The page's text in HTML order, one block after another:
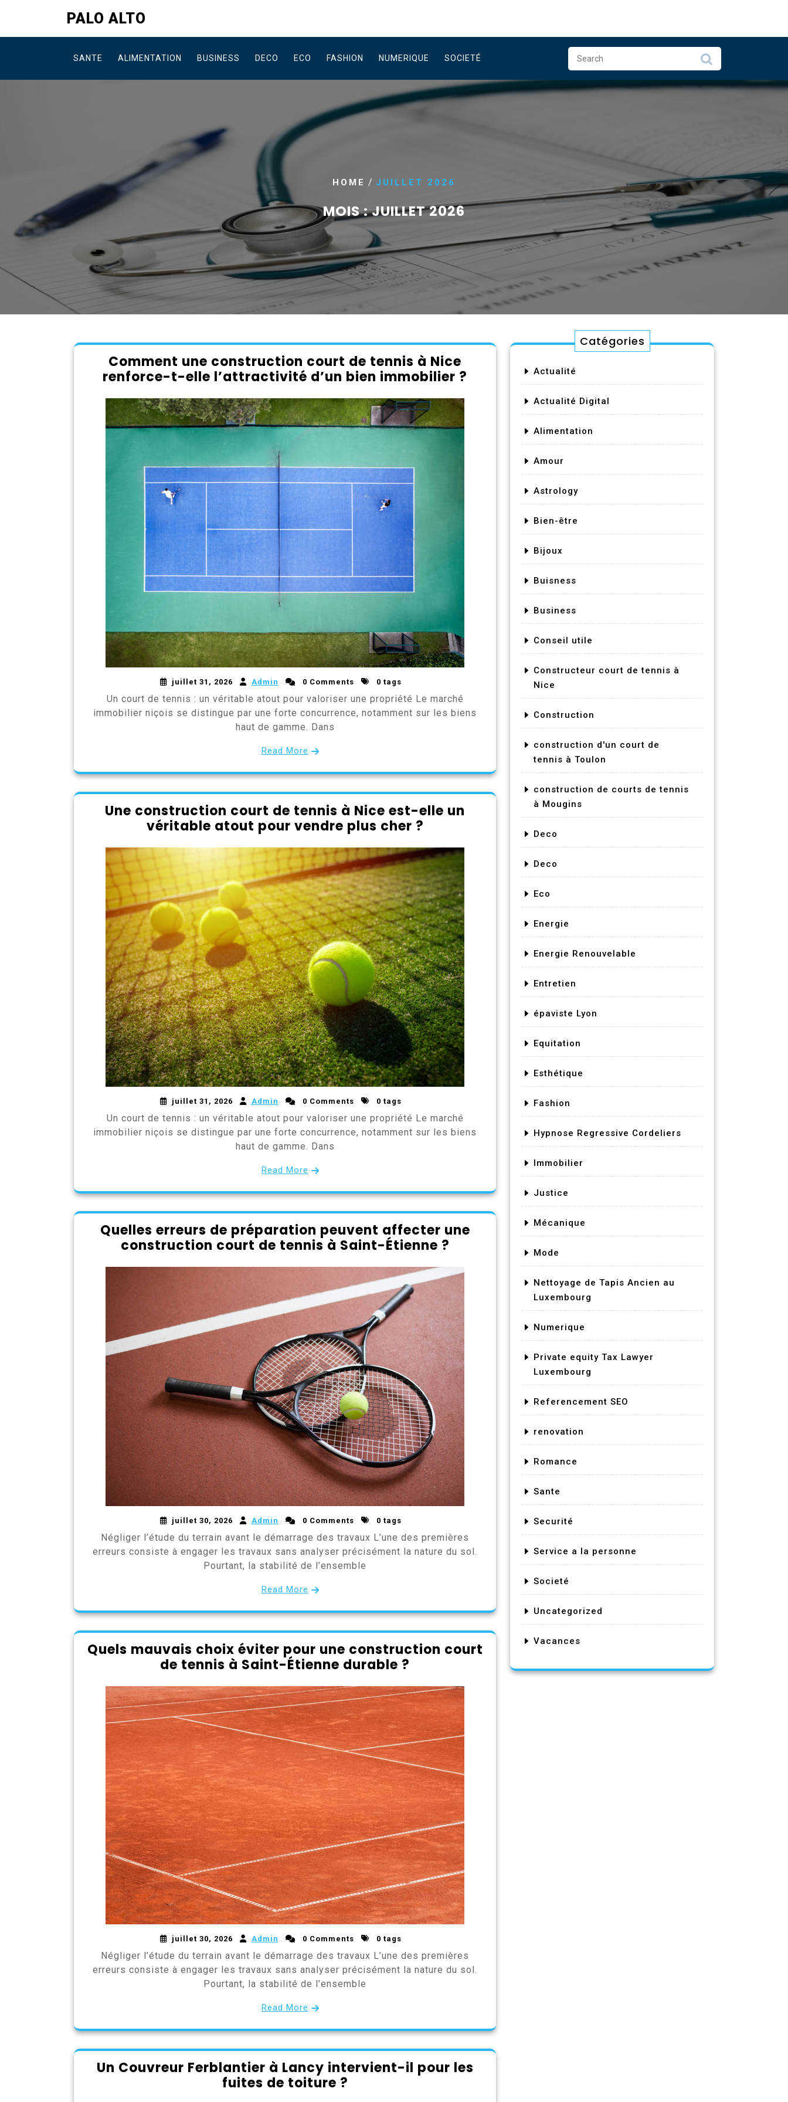
content
PALO ALTO
SANTE ALIMENTATION BUSINESS DECO ECO FASHION NUMERIQUE SOCIETÉ
HOME / JUILLET 2026
MOIS :JUILLET 2026
Comment une construction court de tennis à Nice
renforce-t-elle l’attractivité d’un bien immobilier ?
juillet 31, 2026 Admin 0 Comments 0 tags
Un court de tennis : un véritable atout pour valoriser une propriété Le marché
immobilier niçois se distingue par une forte concurrence, notamment sur les biens
haut de gamme. Dans
Read More
Une construction court de tennis à Nice est-elle un
véritable atout pour vendre plus cher ?
juillet 31, 2026 Admin 0 Comments 0 tags
Un court de tennis : un véritable atout pour valoriser une propriété Le marché
immobilier niçois se distingue par une forte concurrence, notamment sur les biens
haut de gamme. Dans
Read More
Quelles erreurs de préparation peuvent affecter une
construction court de tennis à Saint-Étienne ?
juillet 30, 2026 Admin 0 Comments 0 tags
Négliger l’étude du terrain avant le démarrage des travaux L’une des premières
erreurs consiste à engager les travaux sans analyser précisément la nature du sol.
Pourtant, la stabilité de l’ensemble
Read More
Quels mauvais choix éviter pour une construction court
de tennis à Saint-Étienne durable ?
juillet 30, 2026 Admin 0 Comments 0 tags
Négliger l’étude du terrain avant le démarrage des travaux L’une des premières
erreurs consiste à engager les travaux sans analyser précisément la nature du sol.
Pourtant, la stabilité de l’ensemble
Read More
Un Couvreur Ferblantier à Lancy intervient-il pour les
fuites de toiture ?
Catégories
Actualité
Actualité Digital
Alimentation
Amour
Astrology
Bien-être
Bijoux
Buisness
Business
Conseil utile
Constructeur court de tennis à
Nice
Construction
construction d'un court de
tennis à Toulon
construction de courts de tennis
à Mougins
Deco
Deco
Eco
Energie
Energie Renouvelable
Entretien
épaviste Lyon
Equitation
Esthétique
Fashion
Hypnose Regressive Cordeliers
Immobilier
Justice
Mécanique
Mode
Nettoyage de Tapis Ancien au
Luxembourg
Numerique
Private equity Tax Lawyer
Luxembourg
Referencement SEO
renovation
Romance
Sante
Securité
Service a la personne
Societé
Uncategorized
Vacances